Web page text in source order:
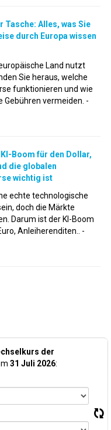
Tasche: Alles, was Sie
durch Europa wissen
Land nutzt
Sie heraus, welche
funktionieren und wie
Gebühren vermeiden. -
Boom für den Dollar,
die globalen
wichtig ist
echte technologische
doch die Märkte
Darum ist der KI-Boom
Anleiherenditen.. -
der
31 Juli 2026: